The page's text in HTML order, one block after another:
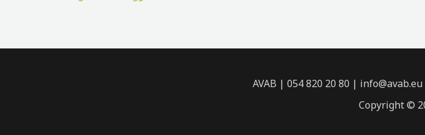
AVAB | 054 820 20 80 |
Copyright ©